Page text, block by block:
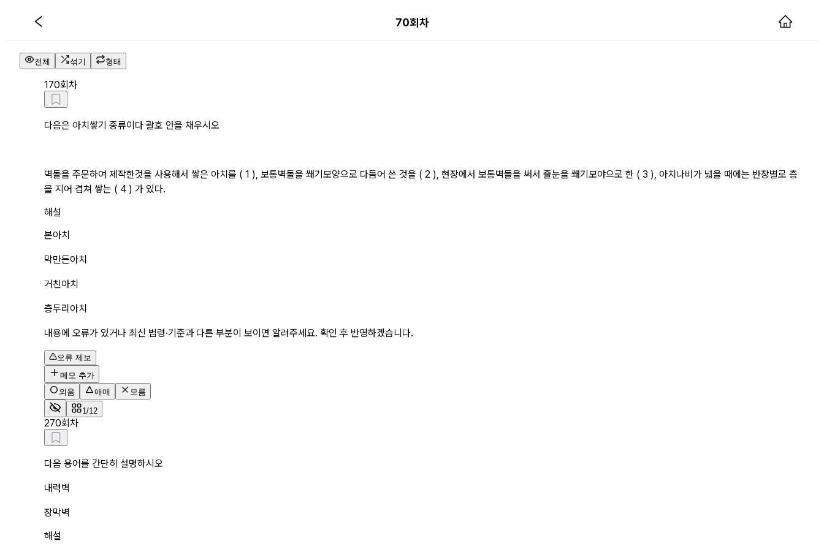
70회차 해설 페이지 70회차
전체 섞기 형태
170회차
다음은 아치쌓기 종류이다 괄호 안을 채우시오
벽돌을 주문하여 제작한것을 사용해서 쌓은 아치를 ( 1 ), 보통벽돌을 쐐기모양으로 다듬어 쓴 것을 ( 2 ), 현장에서 보통벽돌을 써서 줄눈을 쐐기모야으로 한 ( 3 ), 아치나비가 넓을 때에는 반장별로 층
을 지어 겹쳐 쌓는 ( 4 ) 가 있다.
해설
본아치
막만든아치
거친아치
층두리아치
내용에 오류가 있거나 최신 법령·기준과 다른 부분이 보이면 알려주세요. 확인 후 반영하겠습니다.
오류 제보
메모 추가
외움
애매 모름
1/12
270회차
다음 용어를 간단히 설명하시오
내력벽
장막벽
해설